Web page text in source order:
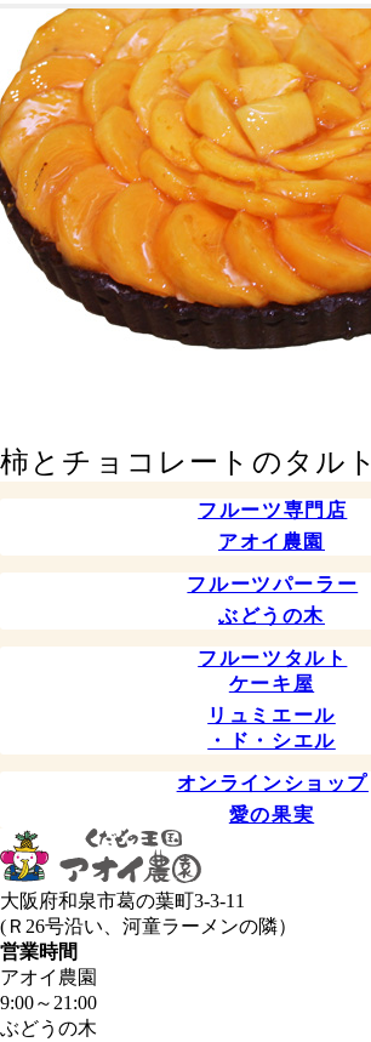
柿とチョコレートのタルト
フルーツ専門店
アオイ農園
フルーツパーラー
ぶどうの木
フルーツタルト
ケーキ屋
リュミエール
・ド・シエル
オンラインショップ
愛の果実
大阪府和泉市葛の葉町3-3-11
(Ｒ26号沿い、河童ラーメンの隣）
営業時間
アオイ農園
9:00～ 21:00
ぶどうの木